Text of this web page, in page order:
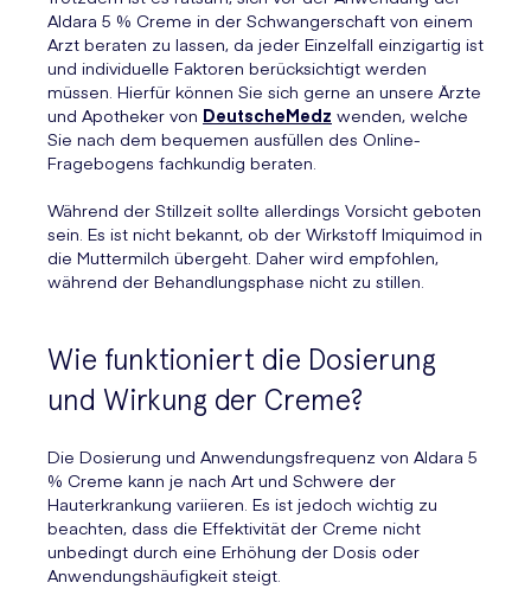
Aldara 5 % Creme in der Schwangerschaft von einem
Arzt beraten zu lassen, da jeder Einzelfall einzigartig ist
und individuelle Faktoren berücksichtigt werden
müssen. Hierfür können Sie sich gerne an unsere Ärzte
und Apotheker von DeutscheMedz wenden, welche
Sie nach dem bequemen ausfüllen des Online-
Fragebogens fachkundig beraten.
Während der Stillzeit sollte allerdings Vorsicht geboten
sein. Es ist nicht bekannt, ob der Wirkstoff Imiquimod in
die Muttermilch übergeht. Daher wird empfohlen,
während der Behandlungsphase nicht zu stillen.
Wie funktioniert die Dosierung
und Wirkung der Creme?
Die Dosierung und Anwendungsfrequenz von Aldara 5
% Creme kann je nach Art und Schwere der
Hauterkrankung variieren. Es ist jedoch wichtig zu
beachten, dass die Effektivität der Creme nicht
unbedingt durch eine Erhöhung der Dosis oder
Anwendungshäufigkeit steigt.